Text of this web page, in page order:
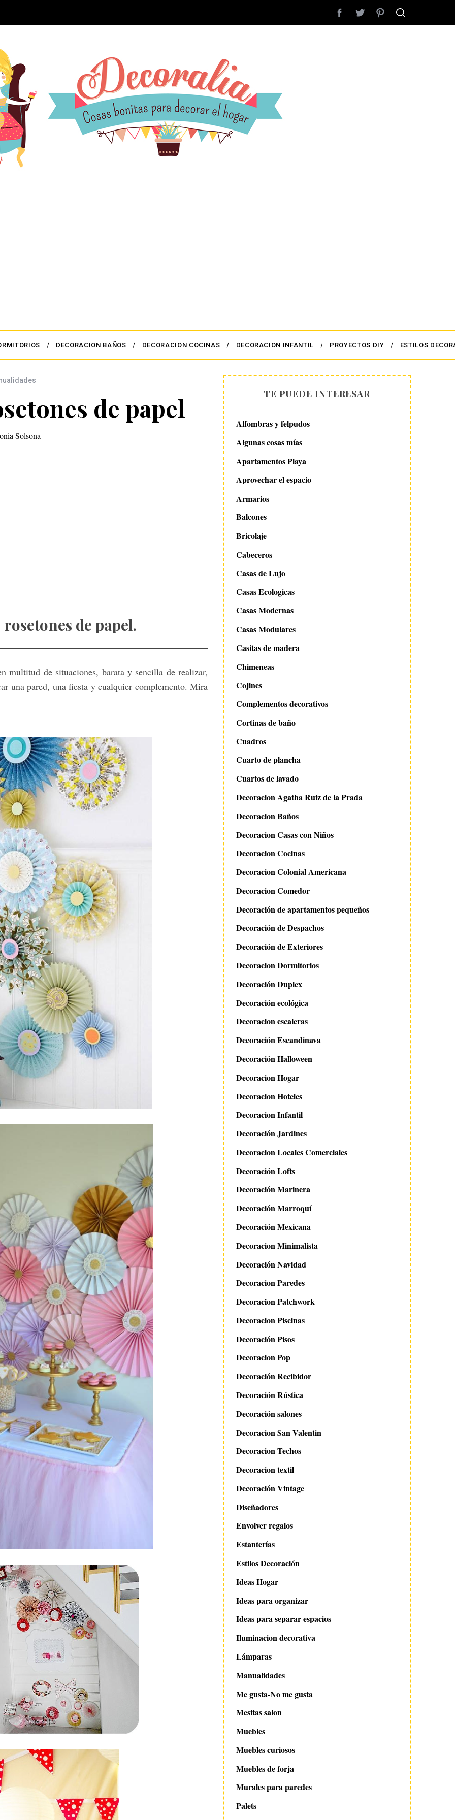
DECORACION BAÑOS DECORACION COCINAS DECORACION INFANTIL PROYECTOS DIY ESTILOS
de papel
Solsona
de papel.
multitud de situaciones, barata y sencilla de realizar,
una pared, una fiesta y cualquier complemento. Mira
TE PUEDE INTERESAR
Alfombras y felpudos
Algunas cosas mías
Apartamentos Playa
Aprovechar el espacio
Armarios
Balcones
Bricolaje
Cabeceros
Casas de Lujo
Casas Ecologicas
Casas Modernas
Casas Modulares
Casitas de madera
Chimeneas
Cojines
Complementos decorativos
Cortinas de baño
Cuadros
Cuarto de plancha
Cuartos de lavado
Decoracion Agatha Ruiz de la Prada
Decoracion Baños
Decoracion Casas con Niños
Decoracion Cocinas
Decoracion Colonial Americana
Decoracion Comedor
Decoración de apartamentos pequeños
Decoración de Despachos
Decoración de Exteriores
Decoracion Dormitorios
Decoración Duplex
Decoración ecológica
Decoracion escaleras
Decoración Escandinava
Decoración Halloween
Decoracion Hogar
Decoracion Hoteles
Decoracion Infantil
Decoración Jardines
Decoracion Locales Comerciales
Decoración Lofts
Decoración Marinera
Decoración Marroquí
Decoración Mexicana
Decoracion Minimalista
Decoración Navidad
Decoracion Paredes
Decoracion Patchwork
Decoracion Piscinas
Decoración Pisos
Decoracion Pop
Decoración Recibidor
Decoración Rústica
Decoración salones
Decoracion San Valentin
Decoracion Techos
Decoracion textil
Decoración Vintage
Diseñadores
Envolver regalos
Estanterías
Estilos Decoración
Ideas Hogar
Ideas para organizar
Ideas para separar espacios
Iluminacion decorativa
Lámparas
Manualidades
Me gusta-No me gusta
Mesitas salon
Muebles
Muebles curiosos
Muebles de forja
Murales para paredes
Palets